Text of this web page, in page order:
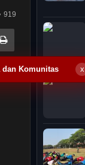
919
x
dan Komunitas